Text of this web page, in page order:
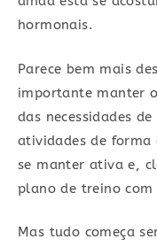
hormonais.
Parece bem mais
importante manter
das necessidades
atividades de forma
se manter ativa e,
plano de treino com
Mas tudo começa